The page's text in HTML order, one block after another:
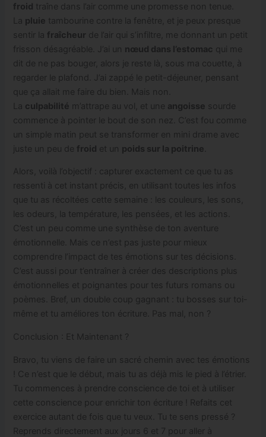
froid traîne dans l’air comme une promesse non tenue.
La pluie tambourine contre la fenêtre, et je peux presque
sentir la fraîcheur de l’air qui s’infiltre, me donnant un petit
frisson désagréable. J’ai un nœud dans l’estomac qui me
dit de ne pas bouger, alors je reste là, sous ma couette, à
regarder le plafond. J’ai zappé le petit-déjeuner, pensant
que ça allait me faire du bien. Mais non.
La culpabilité m’attrape au vol, et une angoisse sourde
commence à pointer le bout de son nez. C’est fou comme
un simple matin peut se transformer en mini drame avec
juste un peu de froid et un poids sur la poitrine
Alors, voilà l’objectif : capturer exactement ce que tu as
ressenti à cet instant précis, en utilisant toutes les infos
que tu as récoltées cette semaine : les couleurs, les sons,
les odeurs, la température, les pensées, et les actions.
C’est un peu comme une synthèse de ton aventure
émotionnelle. Mais ce n’est pas juste pour mieux
comprendre l’impact de tes émotions sur tes décisions.
C’est aussi pour t’entraîner à créer des descriptions plus
émotionnelles et poignantes pour tes futurs romans ou
poèmes. Bref, un double coup gagnant : tu bosses sur toi-
même et tu améliores ton écriture. Pas mal, non ?
Conclusion : Et Maintenant ?
Bravo, tu viens de faire un sacré chemin avec tes émotions
! Ce n’est que le début, mais tu as déjà mis le pied à l’étrier.
Tu commences à prendre conscience de toi et à utiliser
cette conscience pour enrichir ton écriture ! Refaits cet
exercice autant de fois que tu veux. Tu te sens pressé ?
Reprends directement aux jours 6 et 7 pour aller à